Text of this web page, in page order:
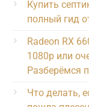
Купить
полный гид
Radeon RX
1080p или
Разберёмся
Что делать,